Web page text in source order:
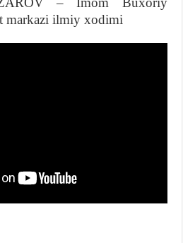
markazi ilmiy xodimi